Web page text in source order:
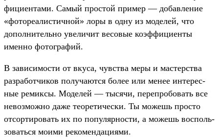
фици­ента­ми. Самый прос­той при­мер — добав­ление
«фоторе­алис­тичной» лоры в одну из моделей, что
допол­нитель­но уве­личит весовые коэф­фици­енты
имен­но фотог­рафий.
В зависи­мос­ти от вку­са, чувс­тва меры и мас­терс­тва
раз­работ­чиков получа­ются более или менее инте­рес­
ные ремик­сы. Моделей — тысячи, переп­робовать все
невоз­можно даже теоре­тичес­ки. Ты можешь прос­то
отсорти­ровать их по популяр­ности, а можешь вос­поль­
зовать­ся моими рекомен­даци­ями.